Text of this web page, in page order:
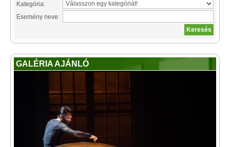
Kategória:
Esemény neve:
GALÉRIA AJÁNLÓ